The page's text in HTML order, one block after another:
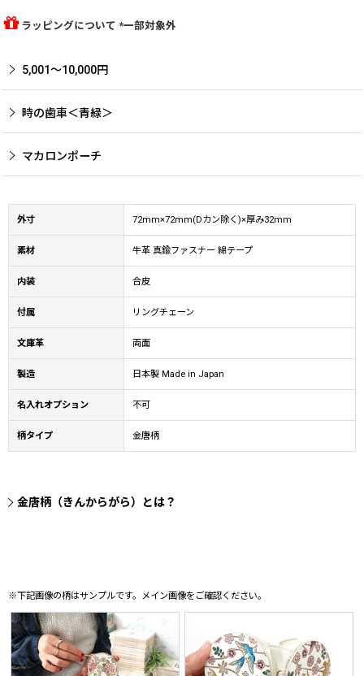
ラッピングについて *一部対象外
5,001〜10,000円
時の歯車＜青緑＞
マカロンポーチ
外寸 72mm×72mm(Dカン除く)×厚み32mm
素材 牛革 真鍮ファスナー 綿テープ
内装 合皮
付属 リングチェーン
文庫革 両面
製造 日本製 Made in Japan
名入れオプション 不可
柄タイプ 金唐柄
金唐柄（きんからがら）とは？
※下記画像の柄はサンプルです。メイン画像をご確認ください。